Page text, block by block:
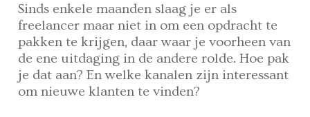
Sinds enkele maanden slaag je er als
freelancer maar niet in om een opdracht te
pakken te krijgen, daar waar je voorheen van
de ene uitdaging in de andere rolde. Hoe pak
je dat aan? En welke kanalen zijn interessant
om nieuwe klanten te vinden?